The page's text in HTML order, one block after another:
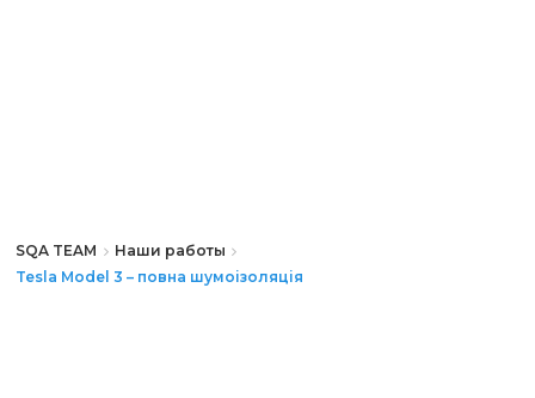
SQA TEAM
Наши работы
Tesla Model 3 – повна шумоізоляція